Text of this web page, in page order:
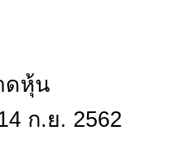
ดหุ้น
ก.ย. 2562